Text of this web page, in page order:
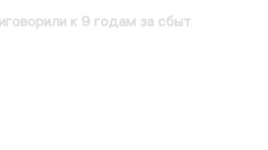
к 9 годам за сбыт